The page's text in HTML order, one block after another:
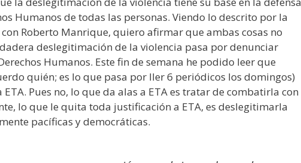
Humanos de todas las personas. Viendo lo descrito por la
Roberto Manrique, quiero afirmar que ambas cosas no
deslegitimación de la violencia pasa por denunciar
Humanos. Este fin de semana he podido leer que
quién; es lo que pasa por ller 6 periódicos los domingos)
Pues no, lo que da alas a ETA es tratar de combatirla con
lo que le quita toda justificación a ETA, es deslegitimarla
pacíficas y democráticas.